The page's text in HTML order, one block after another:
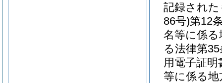
記録され
86号)第12
名等に係
る法律第
用電子証
等に係る